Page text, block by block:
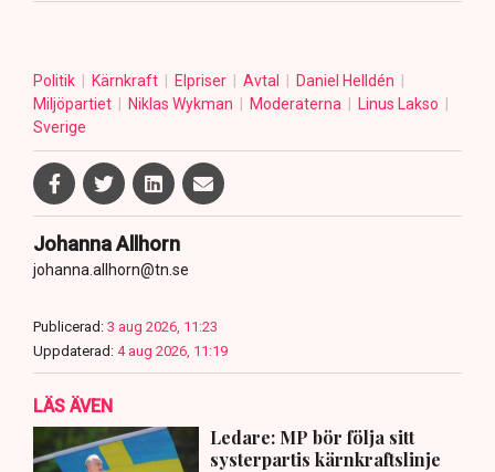
Politik Kärnkraft Elpriser Avtal
Daniel Helldén
Miljöpartiet
Niklas Wykman Moderaterna
Linus Lakso
Sverige
Johanna Allhorn
johanna.allhorn@tn.se
Publicerad: 3 aug 2026, 11:23
Uppdaterad: 4 aug 2026, 11:19
LÄS ÄVEN
Ledare: MP bör följa sitt
systerpartis kärnkraftslinje